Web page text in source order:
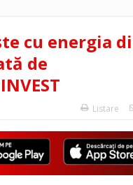
cu energia
de
Listare